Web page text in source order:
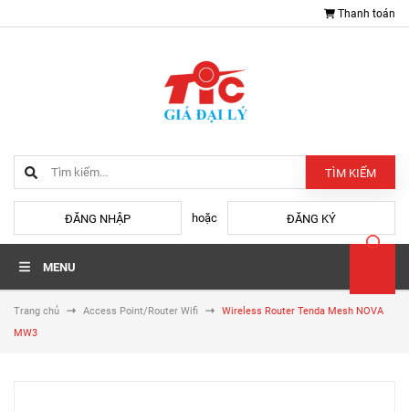
Thanh toán
TÌM KIẾM
ĐĂNG NHẬP hoặc ĐĂNG KÝ
MENU
Trang chủ Access Point/Router Wifi
Wireless Router Tenda Mesh NOVA
MW3